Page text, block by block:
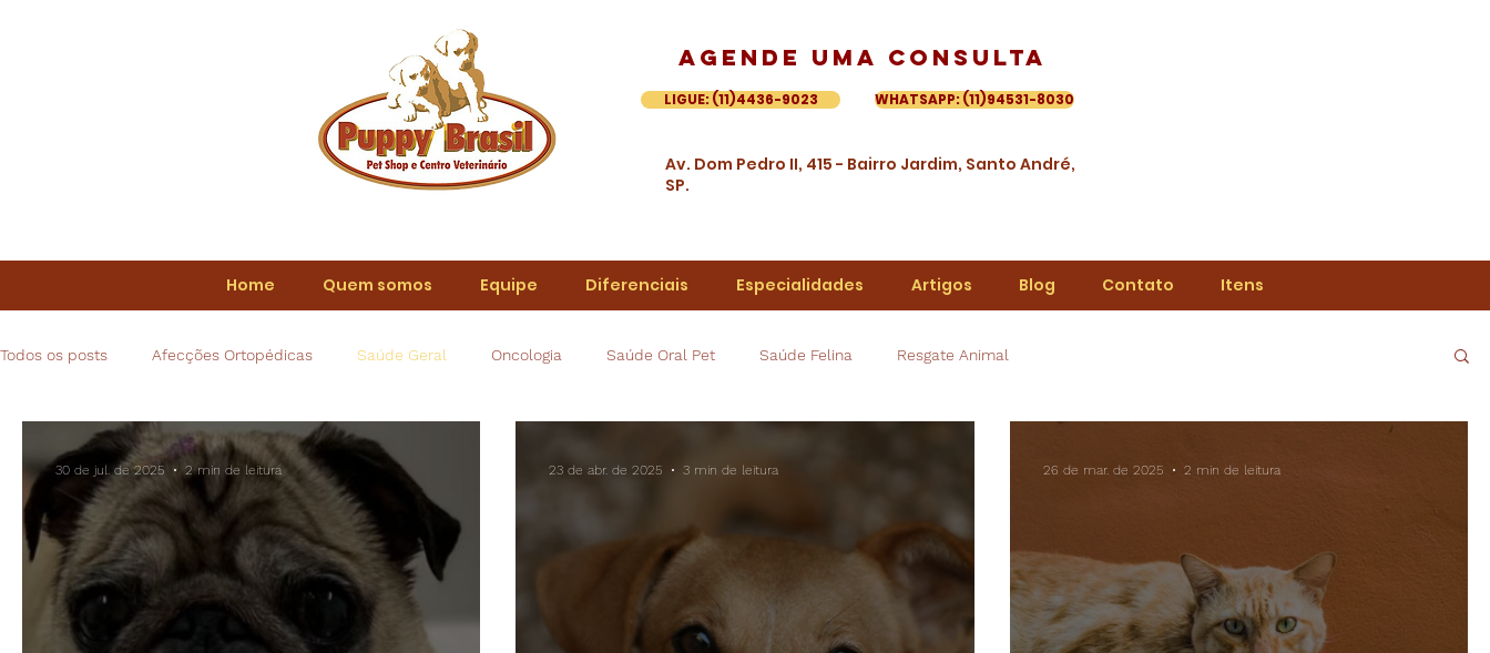
Agende uma consulta
LIGUE: (11)4436-9023 WHATSAPP: (11)94531-8030
Av. Dom Pedro II, 415 - Bairro Jardim, Santo André,
SP.
Home Quem somos Equipe Diferenciais Especialidades Artigos Blog Contato Itens
Todos os posts Afecções Ortopédicas Saúde Geral Oncologia Saúde Oral Pet Saúde Felina Resgate Animal
30 de jul. de 2025 2 min de leitura 23 de abr. de 2025 3 min de leitura 26 de mar. de 2025 2 min de leitura